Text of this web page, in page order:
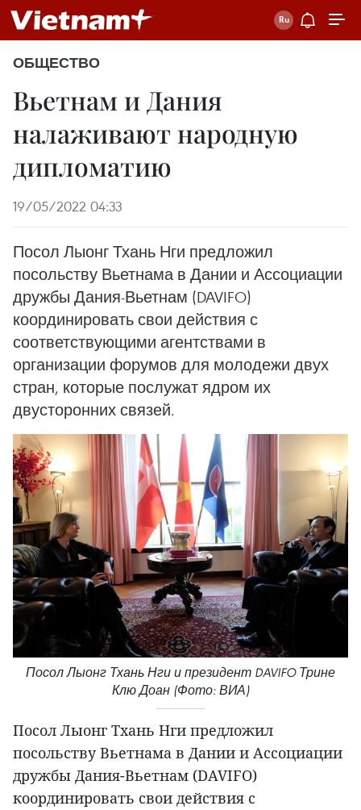
ОБЩЕСТВО
Вьетнам и Дания
налаживают народную
дипломатию
19/05/2022 04:33
Посол Лыонг Тхань Нги предложил
посольству Вьетнама в Дании и Ассоциации
дружбы Дания-Вьетнам (DAVIFO)
координировать свои действия с
соответствующими агентствами в
организации форумов для молодежи двух
стран, которые послужат ядром их
двусторонних связей.
Посол Лыонг Тхань Нги и президент DAVIFO Трине
Клю Доан (Фото: ВИА)
Посол Лыонг Тхань Нги предложил
посольству Вьетнама в Дании и Ассоциации
дружбы Дания-Вьетнам (DAVIFO)
координировать свои действия с